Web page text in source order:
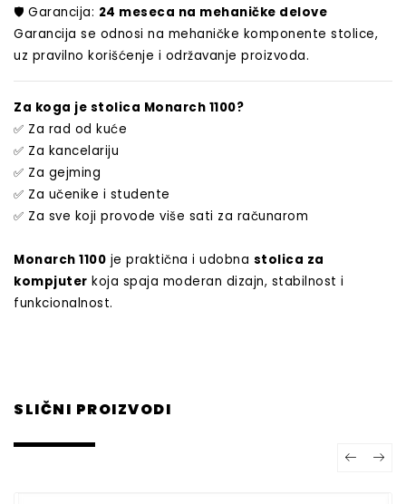
🛡️ Garancija: 24 meseca na mehaničke delove
Garancija se odnosi na mehaničke komponente stolice,
uz pravilno korišćenje i održavanje proizvoda.
Za koga je stolica Monarch 1100?
✅ Za rad od kuće
✅ Za kancelariju
✅ Za gejming
✅ Za učenike i studente
✅ Za sve koji provode više sati za računarom
Monarch 1100 je praktična i udobna stolica za
kompjuter koja spaja moderan dizajn, stabilnost i
funkcionalnost.
SLIČNI PROIZVODI